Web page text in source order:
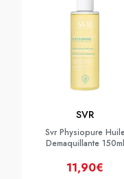
SVR
Svr Physiopure
Demaquillante 150ml
11,90€